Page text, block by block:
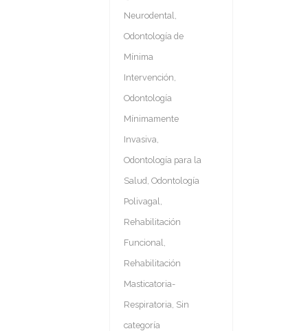
Neurodental
Odontología de
Mínima
Intervención
Odontología
Mínimamente
Invasiva
Odontología para la
Salud Odontología
Polivagal
Rehabilitación
Funcional
Rehabilitación
Masticatoria-
Respiratoria Sin
categoría